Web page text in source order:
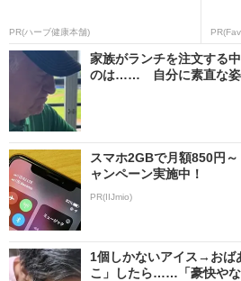
PR(ハーブ健康本舗)
家族がランチを注文する
のは…… 自分に素直な姿
スマホ2GBで月額850円
ャンペーン実施中！
PR(IIJmio)
1個しかないアイス→おば
こ」したら……「豪快や